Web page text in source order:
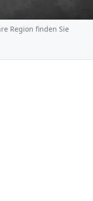
Region finden Sie